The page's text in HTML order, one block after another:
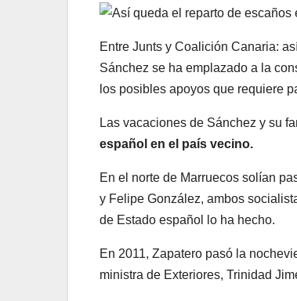
Entre Junts y Coalición Canaria:
Sánchez se ha emplazado a la
los posibles apoyos que requiere
Las vacaciones de Sánchez y su
español en el país vecino.
En el norte de Marruecos solían
y Felipe González, ambos
de Estado español lo ha hecho.
En 2011, Zapatero pasó la
ministra de Exteriores, Trinidad